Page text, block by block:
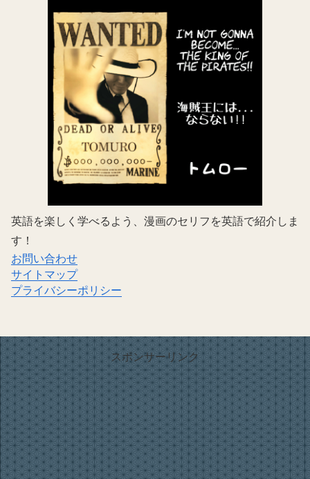
英語を楽しく学べるよう、漫画のセリフを英語で紹介しま
す！
お問い合わせ
サイトマップ
プライバシーポリシー
スポンサーリンク